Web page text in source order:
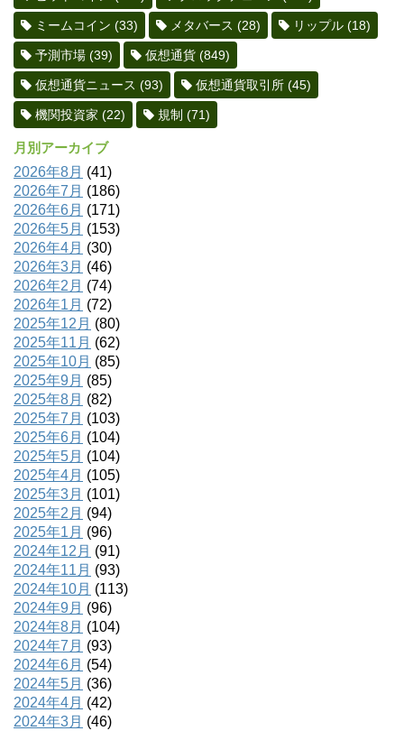
ミームコイン (33) メタバース (28) リップル (18)
予測市場 (39) 仮想通貨 (849)
仮想通貨ニュース (93) 仮想通貨取引所 (45)
機関投資家 (22) 規制 (71)
月別アーカイブ
2026年8月 (41)
2026年7月 (186)
2026年6月 (171)
2026年5月 (153)
2026年4月 (30)
2026年3月 (46)
2026年2月 (74)
2026年1月 (72)
2025年12月 (80)
2025年11月 (62)
2025年10月 (85)
2025年9月 (85)
2025年8月 (82)
2025年7月 (103)
2025年6月 (104)
2025年5月 (104)
2025年4月 (105)
2025年3月 (101)
2025年2月 (94)
2025年1月 (96)
2024年12月 (91)
2024年11月 (93)
2024年10月 (113)
2024年9月 (96)
2024年8月 (104)
2024年7月 (93)
2024年6月 (54)
2024年5月 (36)
2024年4月 (42)
2024年3月 (46)